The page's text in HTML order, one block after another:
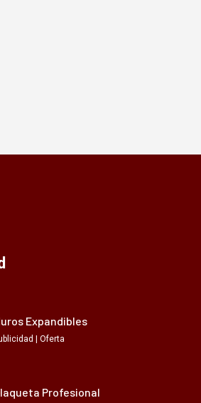
Expandibles
| Oferta
Profesional